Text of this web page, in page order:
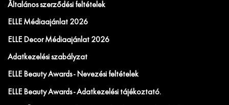
Általános szerződési feltételek
ELLE Médiaajánlat 2026
ELLE Decor Médiaajánlat 2026
Adatkezelési szabályzat
ELLE Beauty Awards - Nevezési feltételek
ELLE Beauty Awards - Adatkezelési tájékoztató.